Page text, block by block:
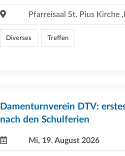
Pfarreisaal St. Pius Kirche
Diverses Treffen
Damenturnverein DTV:
nach den Schulferien
Mi, 19. August 2026